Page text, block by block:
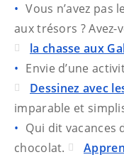
Vous n’avez pas
aux trésors ?
la chasse aux
Envie d’une
Dessinez avec
imparable et
Qui dit
chocolat.